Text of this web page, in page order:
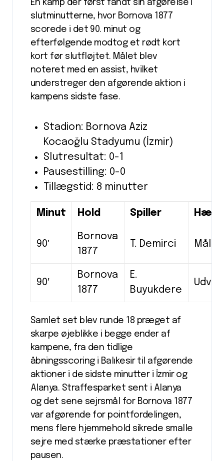
En kamp der først fandt sin afgørelse i
slutminutterne, hvor Bornova 1877
scorede i det 90. minut og
efterfølgende modtog et rødt kort
kort før slutfløjtet. Målet blev
noteret med en assist, hvilket
understreger den afgørende aktion i
kampens sidste fase.
Stadion: Bornova Aziz
Kocaoğlu Stadyumu (İzmir)
Slutresultat: 0-1
Pausestilling: 0-0
Tillægstid: 8 minutter
Minut Hold Spiller
90′
Bornova
1877
T. Demirci Mål
90′
Bornova
1877
E.
Buyukdere
Samlet set blev runde 18 præget af
skarpe øjeblikke i begge ender af
kampene, fra den tidlige
åbningsscoring i Balıkesir til afgørende
aktioner i de sidste minutter i İzmir og
Alanya. Straffesparket sent i Alanya
og det sene sejrsmål for Bornova 1877
var afgørende for pointfordelingen,
mens flere hjemmehold sikrede smalle
sejre med stærke præstationer efter
pausen.